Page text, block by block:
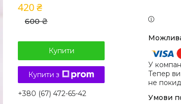
600 ₴
420 ₴
Купити
Купити з
+380 (67) 472-65-42
У
Тепер
не